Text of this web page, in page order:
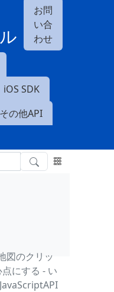
お問
い合
わせ
iOS SDK
その他API
図のクリッ
にする - い